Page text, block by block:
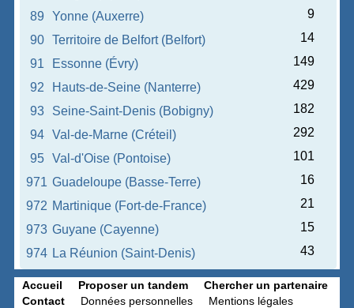
89
Yonne (Auxerre)
9
90
Territoire de Belfort (Belfort)
14
91
Essonne (Évry)
149
92
Hauts-de-Seine (Nanterre)
429
93
Seine-Saint-Denis (Bobigny)
182
94
Val-de-Marne (Créteil)
292
95
Val-d'Oise (Pontoise)
101
971 Guadeloupe (Basse-Terre)
16
972 Martinique (Fort-de-France)
21
973 Guyane (Cayenne)
15
974 La Réunion (Saint-Denis) 43
Accueil Proposer un tandem
Chercher un partenaire
Contact
Données personnelles
Mentions légales